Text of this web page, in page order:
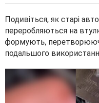
Подивіться, як старі
переробляються на
формують,
подальшого
d